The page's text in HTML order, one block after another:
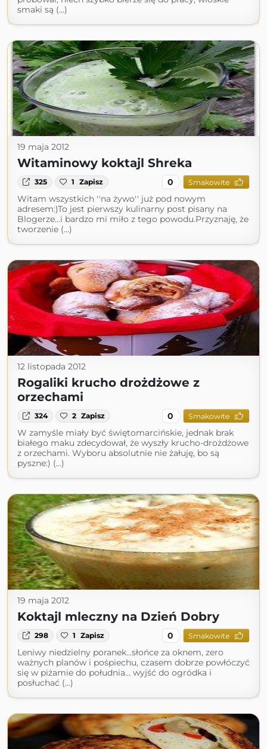
smaki są (...)
19 maja 2012
Witaminowy koktajl Shreka
325 1 Zapisz 0 Smakowite
Witam wszystkich ''na żywo'' już pod nowym
adresem:)To jest pierwszy kulinarny post pisany na
Blogerze...i bardzo mi miło z tego powodu.Przyznaję, że
tworzenie (...)
12 listopada 2012
Rogaliki krucho drożdżowe z
orzechami
324 2 Zapisz 0 Smakowite
W zamyśle miały być świętomarcińskie, jednak brak
białego maku zdecydował, że wyszły krucho-drożdżowe
z orzechami. Wyboru absolutnie nie żałuję, bo są
pyszne:) (...)
19 maja 2012
Koktajl mleczny na Dzień Dobry
298 1 Zapisz 0 Smakowite
Leniwy niedzielny poranek...słońce za oknem, zero
ważnych planów i pośpiechu, czasem dobrze powłóczyć
się w piżamie do południa... wyjść do ogródka i
posłuchać (...)